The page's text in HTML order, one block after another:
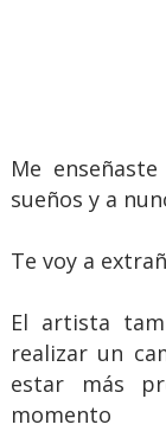
Me
sueños y a
Te voy a
El artista
realizar un
estar más